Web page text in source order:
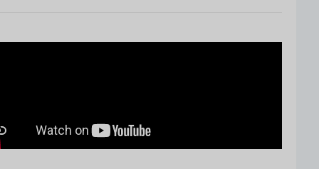
ajustes en la forma, el color o el acabado
continuos para garantizar la consistencia con la